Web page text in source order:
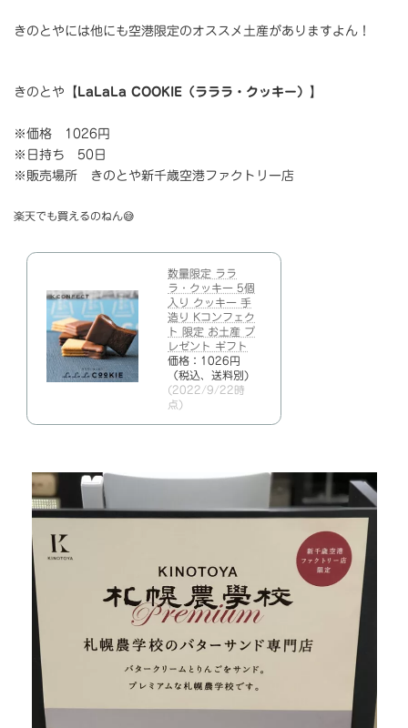
きのとやには他にも空港限定のオススメ土産がありますよん！
きのとや【 LaLaLa COOKIE（ラララ・クッキー） 】
※価格 1026円
※日持ち 50日
※販売場所 きのとや新千歳空港ファクトリー店
楽天でも買えるのねん😅
数量限定 ララ
ラ・クッキー 5個
入り クッキー 手
造り Kコンフェク
ト 限定 お土産 プ
レゼント ギフト
価格：1026円
（税込、送料別)
(2022/9/22時
点)